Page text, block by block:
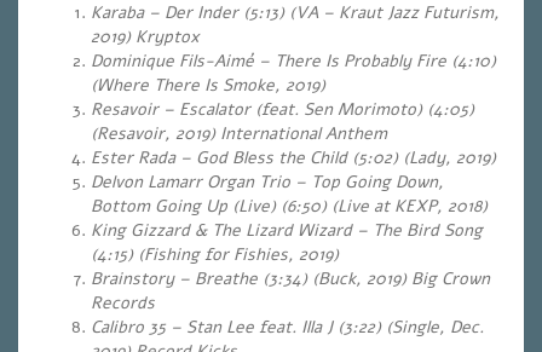
Karaba – Der Inder (5:13) (VA – Kraut Jazz Futurism,
2019) Kryptox
Dominique Fils-Aimé – There Is Probably Fire (4:10)
(Where There Is Smoke, 2019)
Resavoir – Escalator (feat. Sen Morimoto) (4:05)
(Resavoir, 2019) International Anthem
Ester Rada – God Bless the Child (5:02) (Lady, 2019)
Delvon Lamarr Organ Trio – Top Going Down,
Bottom Going Up (Live) (6:50) (Live at KEXP, 2018)
King Gizzard & The Lizard Wizard – The Bird Song
(4:15) (Fishing for Fishies, 2019)
Brainstory – Breathe (3:34) (Buck, 2019) Big Crown
Records
Calibro 35 – Stan Lee feat. Illa J (3:22) (Single, Dec.